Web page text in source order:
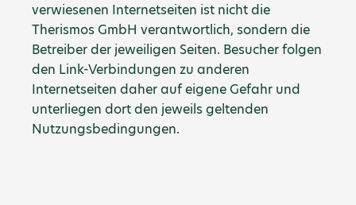
verwiesenen Internetseiten ist nicht die
Therismos GmbH verantwortlich, sondern die
Betreiber der jeweiligen Seiten. Besucher folgen
den Link-Verbindungen zu anderen
Internetseiten daher auf eigene Gefahr und
unterliegen dort den jeweils geltenden
Nutzungsbedingungen.